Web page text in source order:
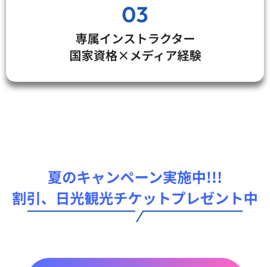
03
専属インストラクター
国家資格×メディア経験
夏のキャンペーン実施中!!!
割引、日光観光チケットプレゼント中